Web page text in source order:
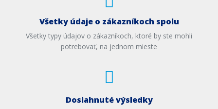
Všetky údaje o zákazníkoch spolu
Všetky typy údajov o zákazníkoch, ktoré by ste mohli
potrebovať, na jednom mieste
Dosiahnuté výsledky